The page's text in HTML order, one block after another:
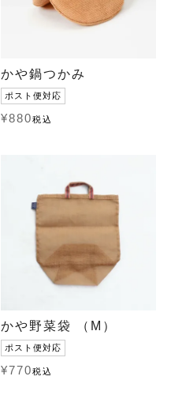
かや鍋つかみ
ポスト便対応
¥880税込
かや野菜袋 （M）
ポスト便対応
¥770税込